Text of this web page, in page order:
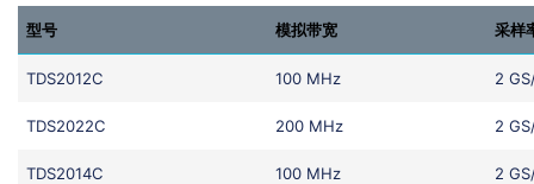
型号 模拟带宽 采样
TDS2012C 100 MHz 2
TDS2022C 200 MHz 2
TDS2014C 100 MHz 2